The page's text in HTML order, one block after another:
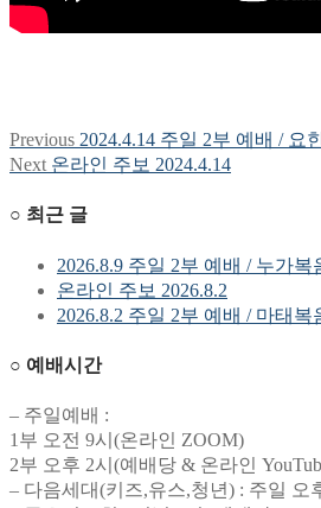
글
색
Previous Previous
post:
2024.4.14 주일 2부 예배 / 요
Next Next
온라인 주보 2024.4.14
○ 최근 글
2026.8.9 주일 2부 예배 / 누가
온라인 주보 2026.8.2
2026.8.2 주일 2부 예배 / 마태
○ 예배시간
– 주일예배 :
1부 오전 9시(온라인 ZOOM)
2부 오후 2시(예배당 & 온라인
– 다음세대(키즈,유스,청년) : 주일 오